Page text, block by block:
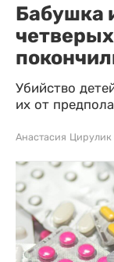
Бабушка
Убийство
их от
Анастасия Цирулик